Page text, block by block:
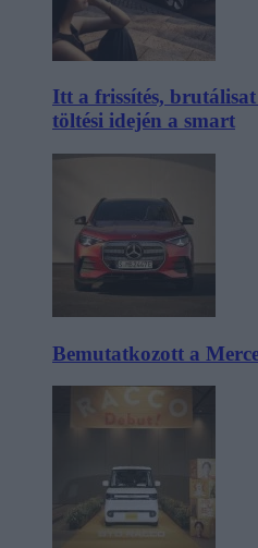
Itt a frissítés,
töltési idején a smart
Bemutatkozott a